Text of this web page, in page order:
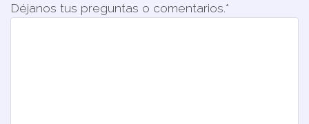
Déjanos tus preguntas o comentarios.*